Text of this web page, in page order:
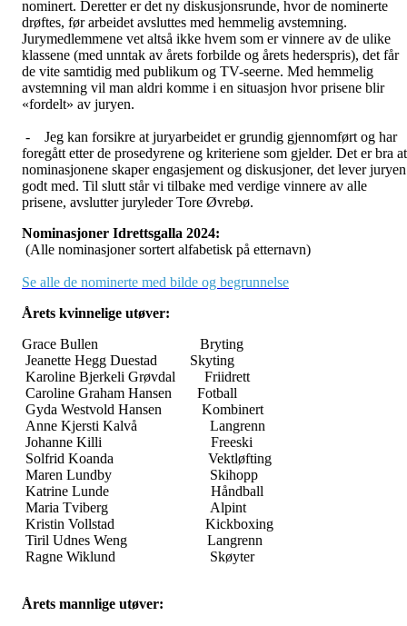
nominert. Deretter er det ny diskusjonsrunde, hvor de nominerte
drøftes, før arbeidet avsluttes med hemmelig avstemning.
Jurymedlemmene vet altså ikke hvem som er vinnere av de ulike
klassene (med unntak av årets forbilde og årets hederspris), det får
de vite samtidig med publikum og TV-seerne. Med hemmelig
avstemning vil man aldri komme i en situasjon hvor prisene blir
«fordelt» av juryen.
- Jeg kan forsikre at juryarbeidet er grundig gjennomført og har
foregått etter de prosedyrene og kriteriene som gjelder. Det er bra at
nominasjonene skaper engasjement og diskusjoner, det lever juryen
godt med. Til slutt står vi tilbake med verdige vinnere av alle
prisene, avslutter juryleder Tore Øvrebø.
Nominasjoner Idrettsgalla 2024:
(Alle nominasjoner sortert alfabetisk på etternavn)
Se alle de nominerte med bilde og begrunnelse
Årets kvinnelige utøver:
Grace Bullen Bryting
Jeanette Hegg Duestad Skyting
Karoline Bjerkeli Grøvdal Friidrett
Caroline Graham Hansen Fotball
Gyda Westvold Hansen Kombinert
Anne Kjersti Kalvå Langrenn
Johanne Killi Freeski
Solfrid Koanda Vektløfting
Maren Lundby Skihopp
Katrine Lunde Håndball
Maria Tviberg Alpint
Kristin Vollstad Kickboxing
Tiril Udnes Weng Langrenn
Ragne Wiklund Skøyter
Årets mannlige utøver: